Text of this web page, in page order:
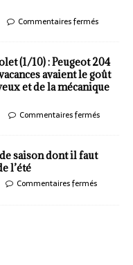
Commentaires fermés
(1/10) : Peugeot 204
avaient le goût
et de la mécanique
Commentaires fermés
saison dont il faut
l’été
Commentaires fermés